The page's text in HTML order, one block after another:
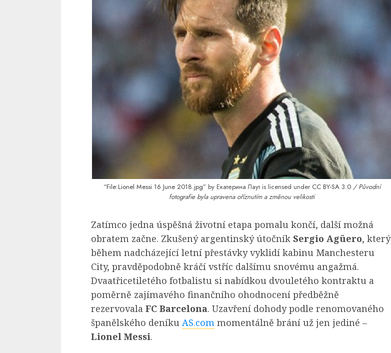
“File:Lionel Messi 16 June 2018.jpg” by Екатерина Лаут is licensed under CC BY-SA 3.0 / Původní
fotografie byla upravena oříznutím a změnou velikosti
Zatímco jedna úspěšná životní etapa pomalu končí, další možná
obratem začne. Zkušený argentinský útočník Sergio Agüero, který
během nadcházející letní přestávky vyklidí kabinu Manchesteru
City, pravděpodobně kráčí vstříc dalšímu snovému angažmá.
Dvaatřicetiletého fotbalistu si nabídkou dvouletého kontraktu a
poměrně zajímavého finančního ohodnocení předběžně
rezervovala FC Barcelona. Uzavření dohody podle renomovaného
španělského deníku AS.com momentálně brání už jen jediné –
Lionel Messi.